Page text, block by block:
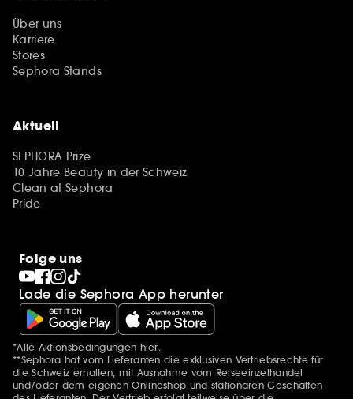
Über uns
Karriere
Stores
Sephora Stands
Aktuell
SEPHORA Prize
10 Jahre Beauty in der Schweiz
Clean at Sephora
Pride
Folge uns
Lade die Sephora App herunter
Zusätzlich Erwähnungen
*Alle Aktionsbedingungen hier
**Sephora hat vom Lieferanten die exklusiven Vertriebsrechte für
die Schweiz erhalten, mit Ausnahme vom Reiseeinzelhandel
und/oder dem eigenen Onlineshop und stationären Geschäften